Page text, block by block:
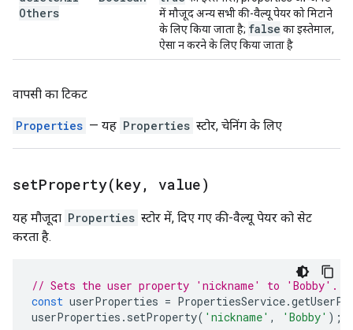
Others
में मौजूद अन्य सभी की-वैल्यू पेयर को मिटाने
के लिए किया जाता है; false का इस्तेमाल,
ऐसा न करने के लिए किया जाता है
वापसी का टिकट
Properties — यह Properties स्टोर, चेनिंग के लिए
setProperty(key, value)
यह मौजूदा Properties स्टोर में, दिए गए की-वैल्यू पेयर को सेट
करता है.
// Sets the user property 'nickname' to 'Bobby'.
const userProperties = PropertiesService.
userProperties . setProperty( 'nickname' , 'Bobby' );